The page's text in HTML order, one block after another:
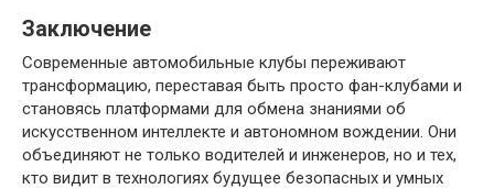
Заключение
Современные автомобильные клубы переживают
трансформацию, переставая быть просто фан-клубами и
становясь платформами для обмена знаниями об
искусственном интеллекте и автономном вождении. Они
объединяют не только водителей и инженеров, но и тех,
кто видит в технологиях будущее безопасных и умных